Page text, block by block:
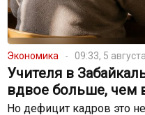
Экономика 09:33, 5 августа
Учителя в
вдвое больше, чем
Но дефицит кадров это